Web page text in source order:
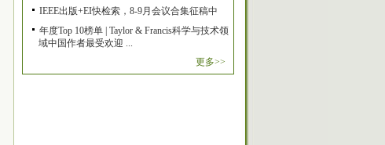
IEEE出版+EI快检索，8-9月会议合集征稿中
年度Top 10榜单 | Taylor & Francis科学与技术领
域中国作者最受欢迎 ...
更多>>